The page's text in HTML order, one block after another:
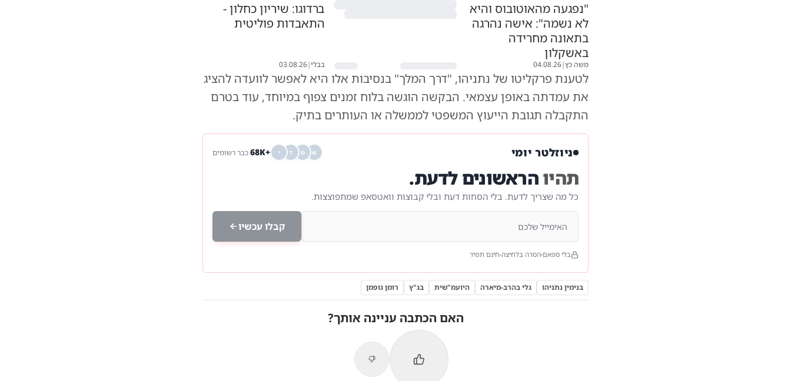
"נפגעה מהאוטובוס והיא
לא נשמה": אישה נהרגה
בתאונה מחרידה
באשקלון
משה כץ|
04.08.26
ברדוגו: שיריון כחלון -
התאבדות פוליטית
בבלי|
03.08.26
לטענת פרקליטו של נתניהו, "דרך המלך" בנסיבות אלו היא לאפשר לוועדה להציג
את עמדתה באופן עצמאי. הבקשה הוגשה בלוח זמנים צפוף במיוחד, עוד בטרם
התקבלה תגובת הייעוץ המשפטי לממשלה או העותרים בתיק.
ניוזלטר יומי ש מ ד י +68K כבר רשומים
תהיוהראשונים לדעת.
כל מה שצריך לדעת. בלי הסחות דעת ובלי קבוצות וואטסאפ שמתפוצצות.
קבלו עכשיו
בלי ספאם הסרה בלחיצה חינם תמיד
בנימין נתניהו גלי בהרב-מיארה היועמ"שית בג"ץ רומן גופמן
האם הכתבה עניינה אותך?